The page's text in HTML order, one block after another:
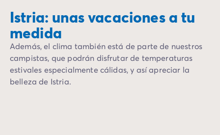
Istria: unas vacaciones a tu
medida
Además, el clima también está de parte de nuestros
campistas, que podrán disfrutar de temperaturas
estivales especialmente cálidas, y así apreciar la
belleza de Istria.